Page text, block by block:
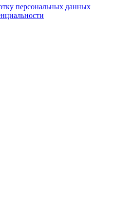
персональных данных